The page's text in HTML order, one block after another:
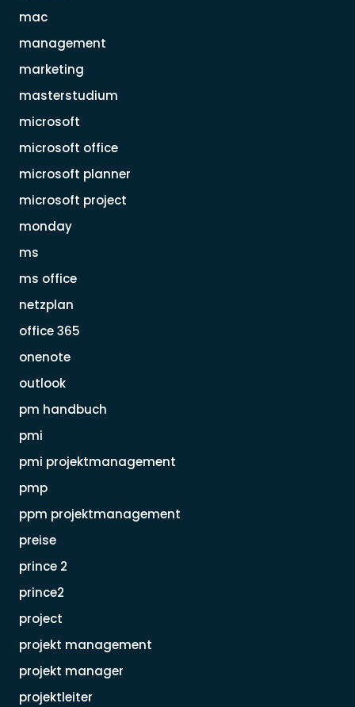
mac
management
marketing
masterstudium
microsoft
microsoft office
microsoft planner
microsoft project
monday
ms
ms office
netzplan
office 365
onenote
outlook
pm handbuch
pmi
pmi projektmanagement
pmp
ppm projektmanagement
preise
prince 2
prince2
project
projekt management
projekt manager
projektleiter